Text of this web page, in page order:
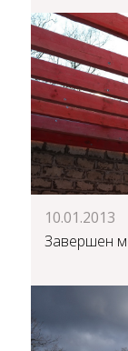
10.01.2013
Завершен